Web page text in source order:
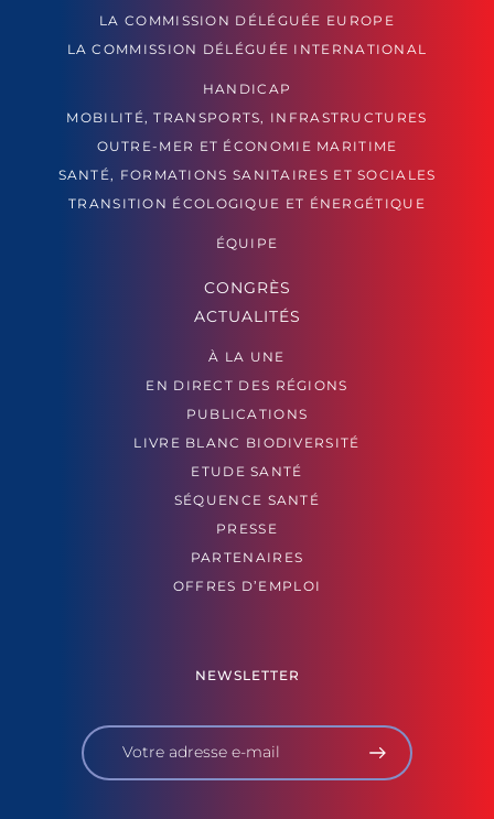
LA COMMISSION DÉLÉGUÉE EUROPE
LA COMMISSION DÉLÉGUÉE INTERNATIONAL
HANDICAP
MOBILITÉ, TRANSPORTS, INFRASTRUCTURES
OUTRE-MER ET ÉCONOMIE MARITIME
SANTÉ, FORMATIONS SANITAIRES ET SOCIALES
TRANSITION ÉCOLOGIQUE ET ÉNERGÉTIQUE
ÉQUIPE
CONGRÈS
ACTUALITÉS
À LA UNE
EN DIRECT DES RÉGIONS
PUBLICATIONS
LIVRE BLANC BIODIVERSITÉ
ETUDE SANTÉ
SÉQUENCE SANTÉ
PRESSE
PARTENAIRES
OFFRES D’EMPLOI
NEWSLETTER